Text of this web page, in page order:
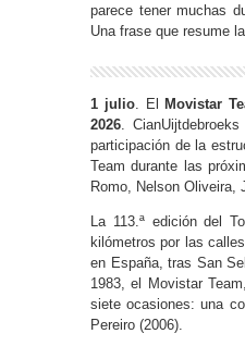
parece tener muchas
Una frase que resume
1 julio. El
Movistar
2026.
participación de la
Team durante las
Romo, Nelson Oliveira,
La 113.ª edición del
kilómetros por las
en España, tras San
1983, el Movistar
siete ocasiones: una
Pereiro (2006).